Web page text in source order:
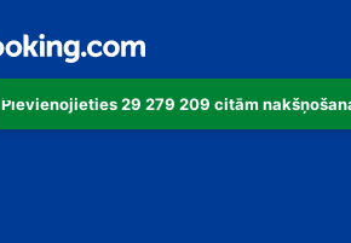
Pievienojieties 29 279 209 citām